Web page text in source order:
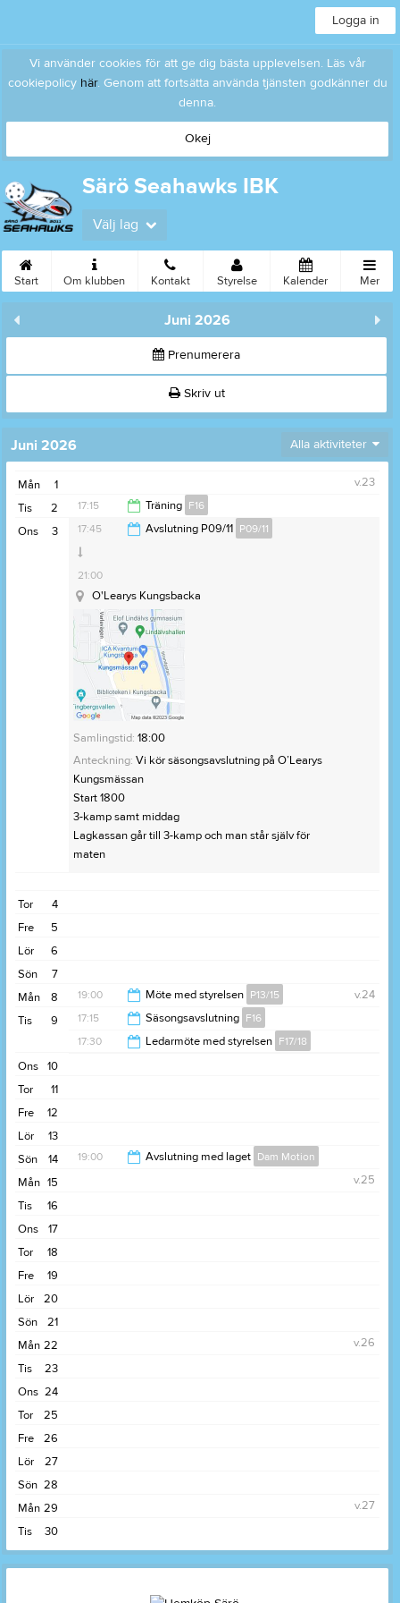
Logga in
Vi använder cookies för att ge dig bästa upplevelsen. Läs vår
cookiepolicy här. Genom att fortsätta använda tjänsten godkänner du
denna.
Okej
Särö Seahawks IBK
Välj lag
Start Om klubben Kontakt Styrelse Kalender Mer
Juni 2026
Prenumerera
Skriv ut
Juni 2026 Alla aktiviteter
1
Mån
v.23
2
Tis 17:15 Träning F16
18:30
3
Ons 17:45 Avslutning P09/11 P09/11
21:00
O'Learys Kungsbacka
Samlingstid: 18:00
Anteckning: Vi kör säsongsavslutning på O’Learys
Kungsmässan
Start 1800
3-kamp samt middag
Lagkassan går till 3-kamp och man står själv för
maten
4
Tor
5
Fre
6
Lör
7
Sön
8
Mån v.24
19:00 Möte med styrelsen P13/15
20:00
9
Tis 17:15 Säsongsavslutning F16
17:30 Ledarmöte med styrelsen F17/18
10
Ons
11
Tor
12
Fre
13
Lör
14
Sön 19:00 Avslutning med laget Dam Motion
15
Mån
v.25
16
Tis
17
Ons
18
Tor
19
Fre
20
Lör
21
Sön
22
Mån
v.26
23
Tis
24
Ons
25
Tor
26
Fre
27
Lör
28
Sön
29
Mån
v.27
30
Tis